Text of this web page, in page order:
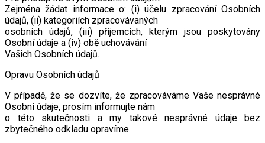
Zejména žádat informace o: (i) účelu zpracování Osobních
údajů, (ii) kategoriích zpracovávaných
osobních údajů, (iii) příjemcích, kterým jsou poskytovány
Osobní údaje a (iv) obě uchovávání
Vašich Osobních údajů.
Opravu Osobních údajů
V případě, že se dozvíte, že zpracováváme Vaše nesprávné
Osobní údaje, prosím informujte nám
o této skutečnosti a my takové nesprávné údaje bez
zbytečného odkladu opravíme.